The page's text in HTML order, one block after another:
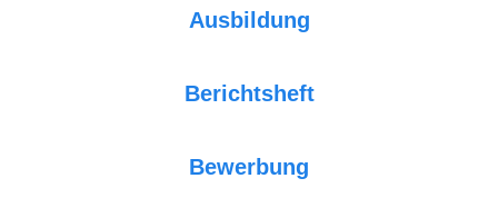
Ausbildung
Berichtsheft
Bewerbung